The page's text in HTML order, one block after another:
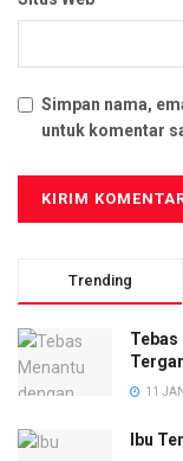
Simpan nama,
untuk komentar
Trending
Tebas
11
Ibu